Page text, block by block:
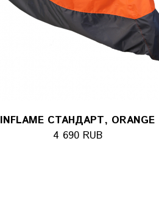
INFLAME СТАНДАРТ, ORANGE
4 690 RUB